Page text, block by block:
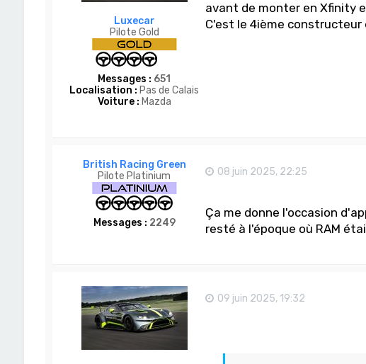
Luxecar
Pilote Gold
Messages : 651
Localisation : Pas de Calais
Voiture : Mazda
avant de monter en Xfinity
C'est le 4ième constructeur
British Racing Green
Pilote Platinium
Messages : 2249
08 juin 2025, 22:25
Ça me donne l'occasion
resté à l'époque où RAM
09 juin 2025, 19:32